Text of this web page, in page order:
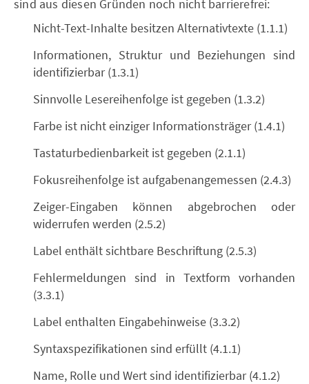
sind aus diesen Gründen noch nicht barrierefrei:
Nicht-Text-Inhalte besitzen Alternativtexte (1.1.1)
Informationen, Struktur und Beziehungen sind
identifizierbar (1.3.1)
Sinnvolle Lesereihenfolge ist gegeben (1.3.2)
Farbe ist nicht einziger Informationsträger (1.4.1)
Tastaturbedienbarkeit ist gegeben (2.1.1)
Fokusreihenfolge ist aufgabenangemessen (2.4.3)
Zeiger-Eingaben können abgebrochen oder
widerrufen werden (2.5.2)
Label enthält sichtbare Beschriftung (2.5.3)
Fehlermeldungen sind in Textform vorhanden
(3.3.1)
Label enthalten Eingabehinweise (3.3.2)
Syntaxspezifikationen sind erfüllt (4.1.1)
Name, Rolle und Wert sind identifizierbar (4.1.2)